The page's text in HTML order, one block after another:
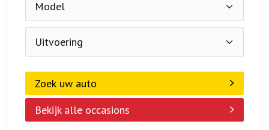
Zoek uw auto
Bekijk alle occasions